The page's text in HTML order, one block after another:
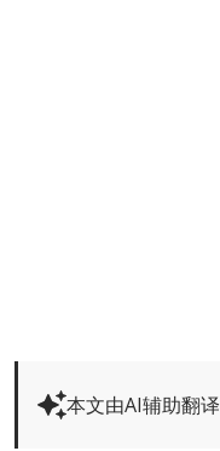
本文由AI辅助翻译